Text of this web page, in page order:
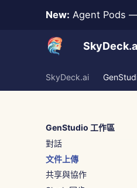
New: Agent Pods
SkyDeck.ai
GenStudio 工作區
對話
文件上傳
共享與協作